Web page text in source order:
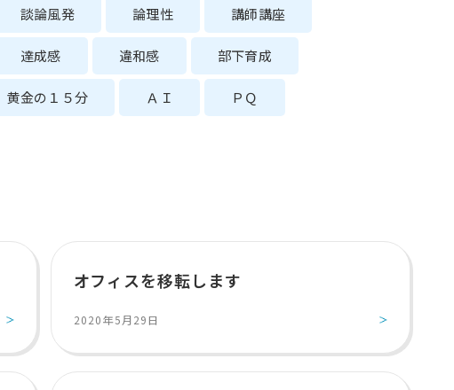
談論風発 論理性 講師講座
達成感 違和感 部下育成
黄金の１５分 ＡＩ ＰＱ
オフィスを移転します
2020年5月29日